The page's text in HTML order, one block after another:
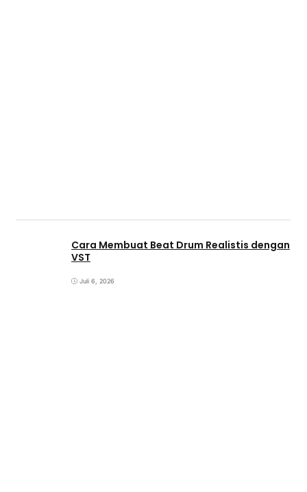
Cara Membuat Beat Drum Realistis dengan
VST
Juli 6, 2026